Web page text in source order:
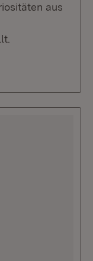
aus